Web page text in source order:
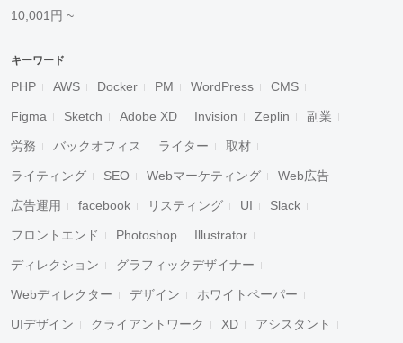
10,001円 ~
キーワード
PHP AWS Docker PM WordPress CMS
Figma Sketch Adobe XD Invision Zeplin 副業
労務 バックオフィス ライター 取材
ライティング SEO Webマーケティング Web広告
広告運用 facebook リスティング UI Slack
フロントエンド Photoshop Illustrator
ディレクション グラフィックデザイナー
Webディレクター デザイン ホワイトペーパー
UIデザイン クライアントワーク XD アシスタント